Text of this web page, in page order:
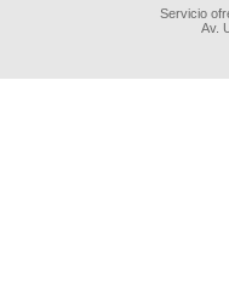
Servicio
Av.